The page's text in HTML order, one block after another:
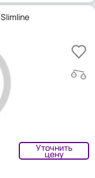
Уточнить
цену